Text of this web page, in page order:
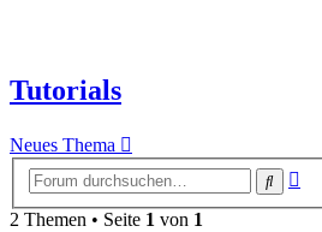
Tutorials
Neues Thema
Suche
2 Themen • Seite 1 von 1